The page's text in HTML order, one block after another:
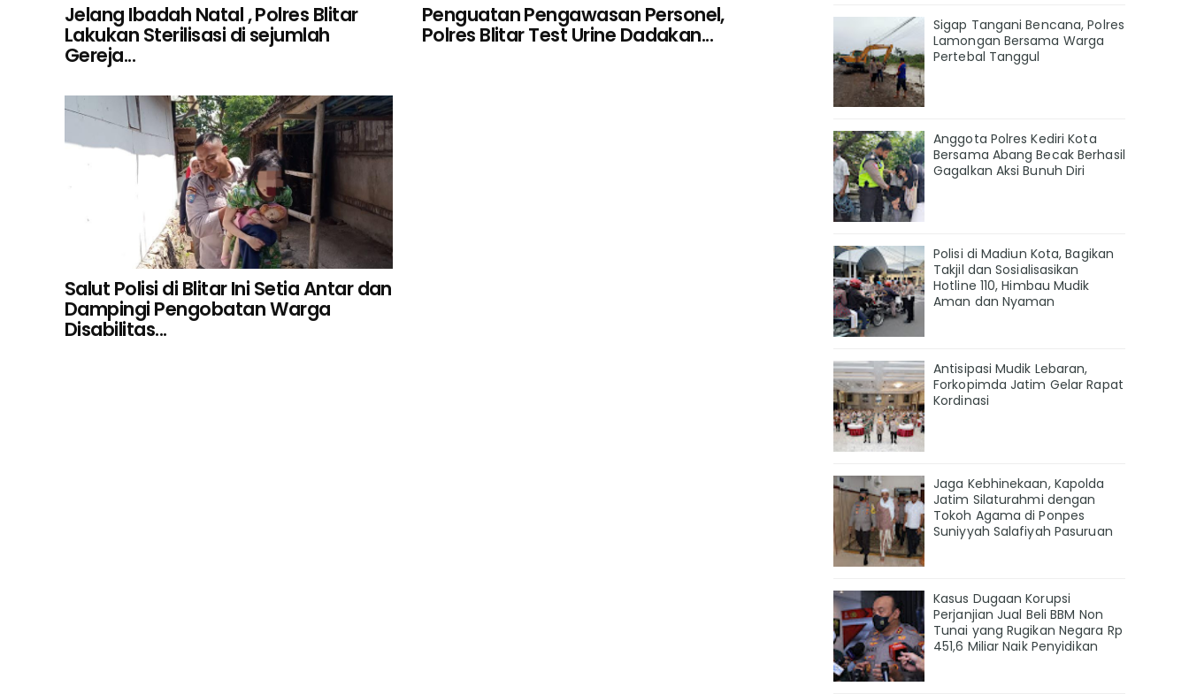
Jelang Ibadah Natal , Polres Blitar
Lakukan Sterilisasi di sejumlah
Gereja...
Penguatan Pengawasan Personel,
Polres Blitar Test Urine Dadakan...
Salut Polisi di Blitar Ini Setia Antar dan
Dampingi Pengobatan Warga
Disabilitas...
Sigap Tangani Bencana, Polres
Lamongan Bersama Warga
Pertebal Tanggul
Anggota Polres Kediri Kota
Bersama Abang Becak Berhasil
Gagalkan Aksi Bunuh Diri
Polisi di Madiun Kota, Bagikan
Takjil dan Sosialisasikan
Hotline 110, Himbau Mudik
Aman dan Nyaman
Antisipasi Mudik Lebaran,
Forkopimda Jatim Gelar Rapat
Kordinasi
Jaga Kebhinekaan, Kapolda
Jatim Silaturahmi dengan
Tokoh Agama di Ponpes
Suniyyah Salafiyah Pasuruan
Kasus Dugaan Korupsi
Perjanjian Jual Beli BBM Non
Tunai yang Rugikan Negara Rp
451,6 Miliar Naik Penyidikan